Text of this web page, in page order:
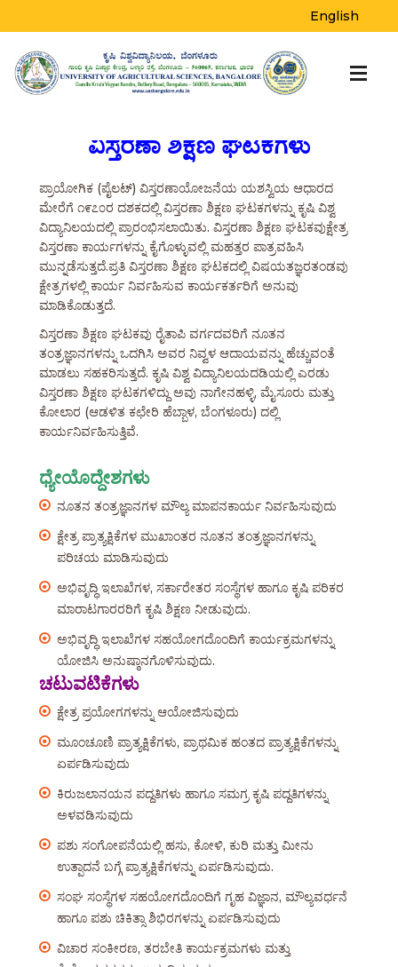
English
ವಿಸ್ತರಣಾ ಶಿಕ್ಷಣ ಘಟಕಗಳು
ಪ್ರಾಯೋಗಿಕ (ಪೈಲಟ್) ವಿಸ್ತರಣಾಯೋಜನೆಯ ಯಶಸ್ವಿಯ ಆಧಾರದ
ಮೇರೆಗೆ ೧೯೭೦ರ ದಶಕದಲ್ಲಿ ವಿಸ್ತರಣಾ ಶಿಕ್ಷಣ ಘಟಕಗಳನ್ನು ಕೃಷಿ ವಿಶ್ವ
ವಿದ್ಯಾನಿಲಯದಲ್ಲಿ ಪ್ರಾರಂಭಿಸಲಾಯಿತು. ವಿಸ್ತರಣಾ ಶಿಕ್ಷಣ ಘಟಕವುಕ್ಷೇತ್ರ
ವಿಸ್ತರಣಾ ಕಾರ್ಯಗಳನ್ನು ಕೈಗೊಳ್ಳುವಲ್ಲಿ ಮಹತ್ತರ ಪಾತ್ರವಹಿಸಿ
ಮುನ್ನಡೆಸುತ್ತದೆ.ಪ್ರತಿ ವಿಸ್ತರಣಾ ಶಿಕ್ಷಣ ಘಟಕದಲ್ಲಿ ವಿಷಯತಜ್ಞರತಂಡವು
ಕ್ಷೇತ್ರಗಳಲ್ಲಿ ಕಾರ್ಯ ನಿರ್ವಹಿಸುವ ಕಾರ್ಯಕರ್ತರಿಗೆ ಅನುವು
ಮಾಡಿಕೊಡುತ್ತದೆ.
ವಿಸ್ತರಣಾ ಶಿಕ್ಷಣ ಘಟಕವು ರೈತಾಪಿ ವರ್ಗದವರಿಗೆ ನೂತನ
ತಂತ್ರಜ್ಞಾನಗಳನ್ನು ಒದಗಿಸಿ ಅವರ ನಿವ್ವಳ ಆದಾಯವನ್ನು ಹೆಚ್ಚುವಂತೆ
ಮಾಡಲು ಸಹಕರಿಸುತ್ತದೆ. ಕೃಷಿ ವಿಶ್ವ ವಿದ್ಯಾನಿಲಯದಡಿಯಲ್ಲಿ ಎರಡು
ವಿಸ್ತರಣಾ ಶಿಕ್ಷಣ ಘಟಕಗಳಿದ್ದು ಅವು ನಾಗೇನಹಳ್ಳಿ, ಮೈಸೂರು ಮತ್ತು
ಕೋಲಾರ (ಆಡಳಿತ ಕಛೇರಿ ಹೆಬ್ಬಾಳ, ಬೆಂಗಳೂರು) ದಲ್ಲಿ
ಕಾರ್ಯನಿರ್ವಹಿಸುತ್ತಿವೆ.
ಧ್ಯೇಯೊದ್ದೇಶಗಳು
ನೂತನ ತಂತ್ರಜ್ಞಾನಗಳ ಮೌಲ್ಯ ಮಾಪನಕಾರ್ಯ ನಿರ್ವಹಿಸುವುದು
ಕ್ಷೇತ್ರ ಪ್ರಾತ್ಯಕ್ಷಿಕೆಗಳ ಮುಖಾಂತರ ನೂತನ ತಂತ್ರಜ್ಞಾನಗಳನ್ನು
ಪರಿಚಯ ಮಾಡಿಸುವುದು
ಅಭಿವೃದ್ಧಿ ಇಲಾಖೆಗಳ, ಸರ್ಕಾರೇತರ ಸಂಸ್ಥೆಗಳ ಹಾಗೂ ಕೃಷಿ ಪರಿಕರ
ಮಾರಾಟಗಾರರರಿಗೆ ಕೃಷಿ ಶಿಕ್ಷಣ ನೀಡುವುದು.
ಅಭಿವೃದ್ಧಿ ಇಲಾಖೆಗಳ ಸಹಯೋಗದೊಂದಿಗೆ ಕಾರ್ಯಕ್ರಮಗಳನ್ನು
ಯೋಜಿಸಿ ಅನುಷ್ಠಾನಗೊಳಿಸುವುದು.
ಚಟುವಟಿಕೆಗಳು
ಕ್ಷೇತ್ರ ಪ್ರಯೋಗಗಳನ್ನು ಆಯೋಜಿಸುವುದು
ಮೂಂಚೂಣಿ ಪ್ರಾತ್ಯಕ್ಷಿಕೆಗಳು, ಪ್ರಾಥಮಿಕ ಹಂತದ ಪ್ರಾತ್ಯಕ್ಷಿಕೆಗಳನ್ನು
ಏರ್ಪಡಿಸುವುದು
ಕಿರುಜಲಾನಯನ ಪದ್ದತಿಗಳು ಹಾಗೂ ಸಮಗ್ರ ಕೃಷಿ ಪದ್ದತಿಗಳನ್ನು
ಅಳವಡಿಸುವುದು
ಪಶು ಸಂಗೋಪನೆಯಲ್ಲಿ ಹಸು, ಕೋಳಿ, ಕುರಿ ಮತ್ತು ಮೀನು
ಉತ್ಪಾದನೆ ಬಗ್ಗೆ ಪ್ರಾತ್ಯಕ್ಷಿಕೆಗಳನ್ನು ಏರ್ಪಡಿಸುವುದು.
ಸಂಘ ಸಂಸ್ಥೆಗಳ ಸಹಯೋಗದೊಂದಿಗೆ ಗೃಹ ವಿಜ್ಞಾನ, ಮೌಲ್ಯವರ್ಧನೆ
ಹಾಗೂ ಪಶು ಚಿಕಿತ್ಸಾ ಶಿಭಿರಗಳನ್ನು ಏರ್ಪಡಿಸುವುದು
ವಿಚಾರ ಸಂಕೀರಣ, ತರಬೇತಿ ಕಾರ್ಯಕ್ರಮಗಳು ಮತ್ತು